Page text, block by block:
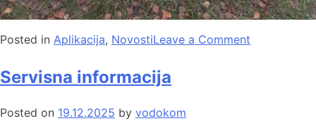
Posted in Aplikacija, NovostiLeave a Comment
Servisna informacija
Posted on 19.12.2025 by vodokom